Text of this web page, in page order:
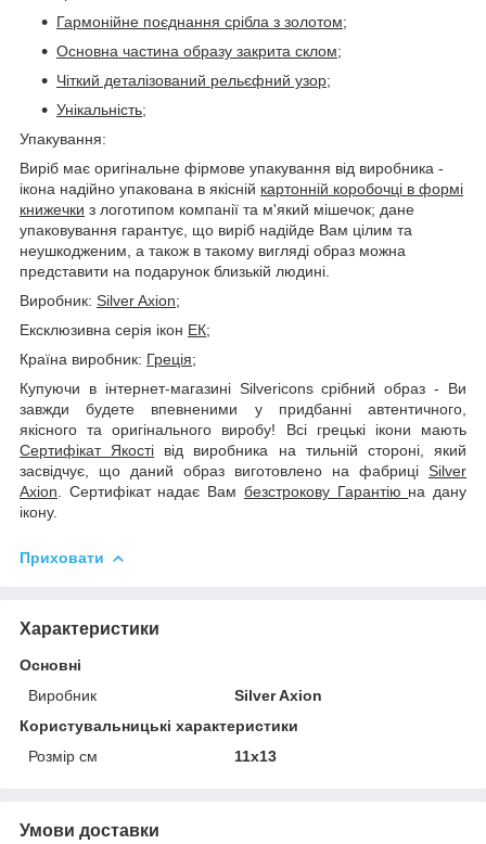
Гармонійне поєднання срібла з золотом;
Основна частина образу закрита склом;
Чіткий деталізований рельєфний узор;
Унікальність;
Упакування:
Виріб має оригінальне фірмове упакування від виробника -
ікона надійно упакована в якісній картонній коробочці в формі
книжечки з логотипом компанії та м'який мішечок; дане
упаковування гарантує, що виріб надійде Вам цілим та
неушкодженим, а також в такому вигляді образ можна
представити на подарунок близькій людині.
Виробник: Silver Axion;
Ексклюзивна серія ікон ЕК;
Країна виробник: Греція;
Купуючи в інтернет-магазині Silvericons срібний образ - Ви
завжди будете впевненими у придбанні автентичного,
якісного та оригінального виробу! Всі грецькі ікони мають
Сертифікат Якості від виробника на тильній стороні, який
засвідчує, що даний образ виготовлено на фабриці Silver
Axion . Сертифікат надає Вам безстрокову Гарантію на дану
ікону.
Приховати
Характеристики
Основні
Виробник
Silver Axion
Користувальницькі характеристики
Розмір см
11х13
Умови доставки